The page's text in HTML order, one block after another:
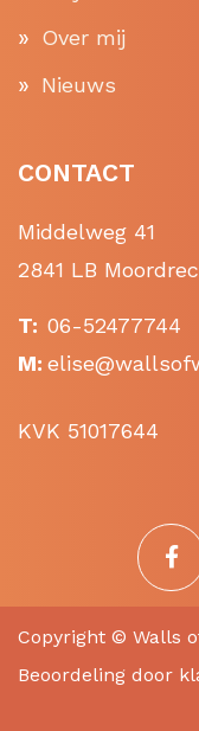
Over mij
Nieuws
CONTACT
Middelweg 41
2841 LB
T: 06-52477744
M:
KVK 51017644
Copyright © Walls
Beoordeling door